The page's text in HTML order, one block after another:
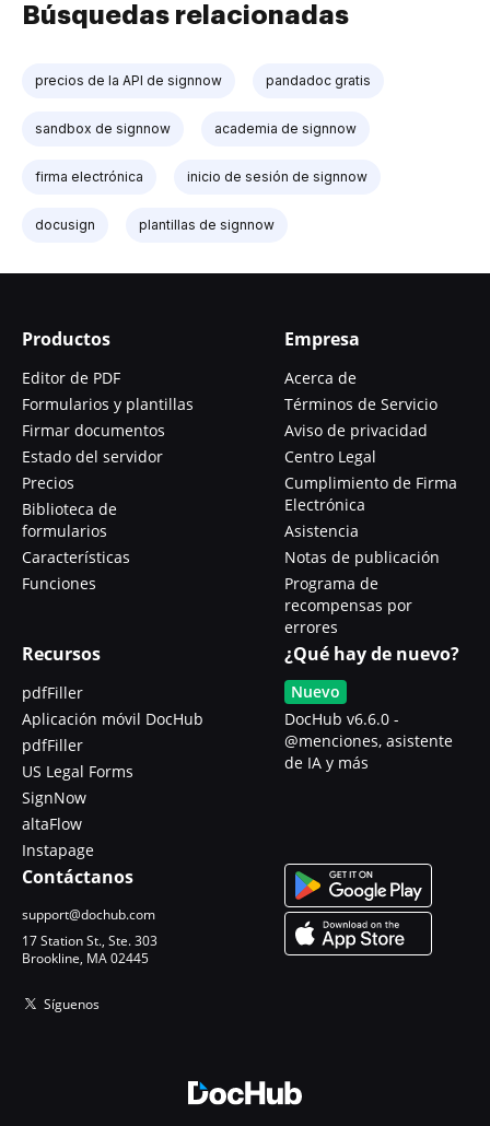
Búsquedas relacionadas
precios de la API de signnow pandadoc gratis
sandbox de signnow academia de signnow
firma electrónica inicio de sesión de signnow
docusign plantillas de signnow
Productos
Editor de PDF
Formularios y plantillas
Firmar documentos
Estado del servidor
Precios
Biblioteca de
formularios
Características
Funciones
Empresa
Acerca de
Términos de Servicio
Aviso de privacidad
Centro Legal
Cumplimiento de Firma
Electrónica
Asistencia
Notas de publicación
Programa de
recompensas por
errores
Recursos
pdfFiller
Aplicación móvil DocHub
pdfFiller
US Legal Forms
SignNow
altaFlow
Instapage
¿Qué hay de nuevo?
Nuevo
DocHub v6.6.0 -
@menciones, asistente
de IA y más
Contáctanos
support@dochub.com
17 Station St., Ste. 303
Brookline, MA 02445
Síguenos